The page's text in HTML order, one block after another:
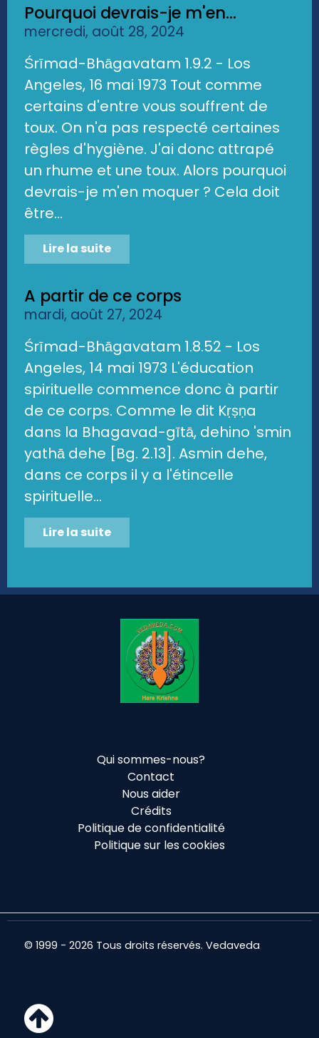
Pourquoi devrais-je m'en...
mercredi, août 28, 2024
Śrīmad-Bhāgavatam 1.9.2 - Los
Angeles, 16 mai 1973 Tout comme
certains d'entre vous souffrent de
toux. On n'a pas respecté certaines
règles d'hygiène. J'ai donc attrapé
un rhume et une toux. Alors pourquoi
devrais-je m'en moquer ? Cela doit
être...
Lire la suite
A partir de ce corps
mardi, août 27, 2024
Śrīmad-Bhāgavatam 1.8.52 - Los
Angeles, 14 mai 1973 L'éducation
spirituelle commence donc à partir
de ce corps. Comme le dit Kṛṣṇa
dans la Bhagavad-gītā, dehino 'smin
yathā dehe [Bg. 2.13]. Asmin dehe,
dans ce corps il y a l'étincelle
spirituelle...
Lire la suite
Qui sommes-nous?
Contact
Nous aider
Crédits
Politique de confidentialité
Politique sur les cookies
© 1999 - 2026 Tous droits réservés. Vedaveda